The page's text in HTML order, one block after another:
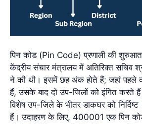
पिन कोड (Pin Code) प्रणाली की
केंद्रीय संचार मंत्रालय में अतिरिक्त सचिव
ने की थी। इसमें छह अंक होते हैं; जहां पहले
हैं, उसके बाद दो उप-जिलों को इंगित करते
विशेष उप-जिले के भीतर डाकघर को
हैं। उदाहरण के लिए, 400001 एक पिन